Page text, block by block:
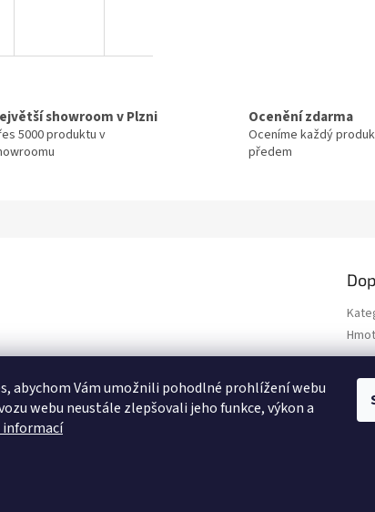
abychom Vám umožnili pohodlné prohlížení webu
webu neustále zlepšovali jeho funkce, výkon a
informací
showroom v Plzni
5000 produktu v
Ocenění zdarma
Oceníme každý
předem